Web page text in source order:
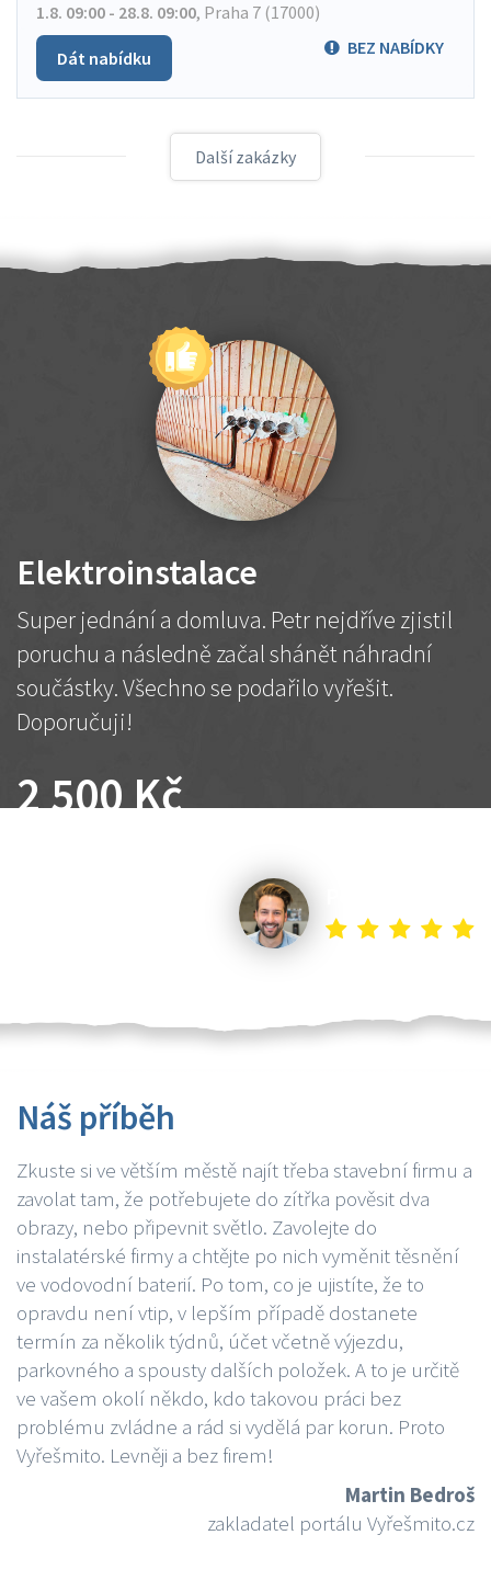
1.8. 09:00 - 28.8. 09:00, Praha 7 (17000)
BEZ NABÍDKY
Dát nabídku
Další zakázky
Elektroinstalace
Super jednání a domluva. Petr nejdříve zjistil
poruchu a následně začal shánět náhradní
součástky. Všechno se podařilo vyřešit.
Doporučuji!
2 500 Kč
Náš příběh
Zkuste si ve větším městě najít třeba stavební firmu a
zavolat tam, že potřebujete do zítřka pověsit dva
obrazy, nebo připevnit světlo. Zavolejte do
instalatérské firmy a chtějte po nich vyměnit těsnění
ve vodovodní baterií. Po tom, co je ujistíte, že to
opravdu není vtip, v lepším případě dostanete
termín za několik týdnů, účet včetně výjezdu,
parkovného a spousty dalších položek. A to je určitě
ve vašem okolí někdo, kdo takovou práci bez
problému zvládne a rád si vydělá par korun. Proto
Vyřešmito. Levněji a bez firem!
Martin Bedroš
zakladatel portálu Vyřešmito.cz